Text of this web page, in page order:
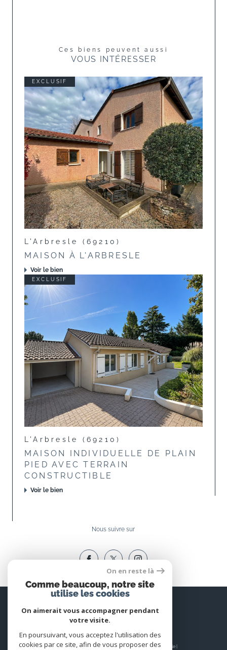
Ces biens peuvent aussi
VOUS INTÉRESSER
EXCLUSIF
L'Arbresle (69210)
MAISON À L'ARBRESLE
Voir le bien
EXCLUSIF
L'Arbresle (69210)
MAISON INDIVIDUELLE DE PLAIN
PIED AVEC TERRAIN
CONSTRUCTIBLE
Voir le bien
Nous suivre sur
Espace
PROPRIÉTAIRE
Se connecter
© 2026 | Tous droits réservés | Traduction powered by Google |
On en reste là
Comme beaucoup, notre site
utilise les cookies
On aimerait vous accompagner pendant
votre visite.
En poursuivant, vous acceptez l'utilisation des
cookies par ce site, afin de vous proposer des